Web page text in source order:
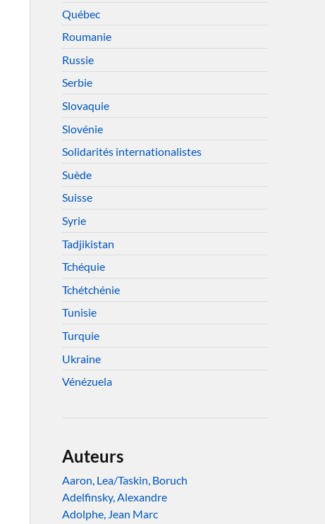
Québec
Roumanie
Russie
Serbie
Slovaquie
Slovénie
Solidarités internationalistes
Suède
Suisse
Syrie
Tadjikistan
Tchéquie
Tchétchénie
Tunisie
Turquie
Ukraine
Vénézuela
Auteurs
Aaron, Lea/Taskin, Boruch
Adelfinsky, Alexandre
Adolphe, Jean Marc